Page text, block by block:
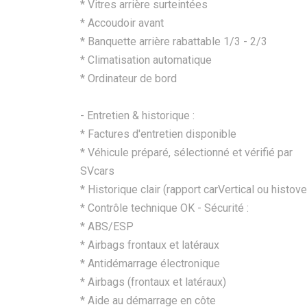
*⁠ ⁠Vitres arrière surteintées
*⁠ Accoudoir avant
*⁠ Banquette arrière rabattable 1/3 - 2/3
*⁠ Climatisation automatique
*⁠ Ordinateur de bord
- Entretien & historique :
* Factures d'entretien disponible
* Véhicule préparé, sélectionné et vérifié par
SVcars
* Historique clair (rapport carVertical ou
* Contrôle technique OK - Sécurité :
* ABS/ESP
* Airbags frontaux et latéraux
* Antidémarrage électronique
*⁠ ⁠Airbags (frontaux et latéraux)
* ⁠Aide au démarrage en côte